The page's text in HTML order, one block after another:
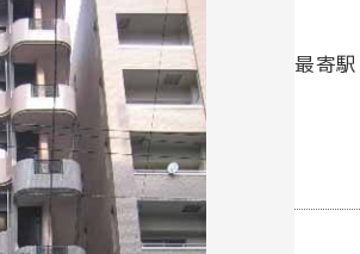
最寄駅